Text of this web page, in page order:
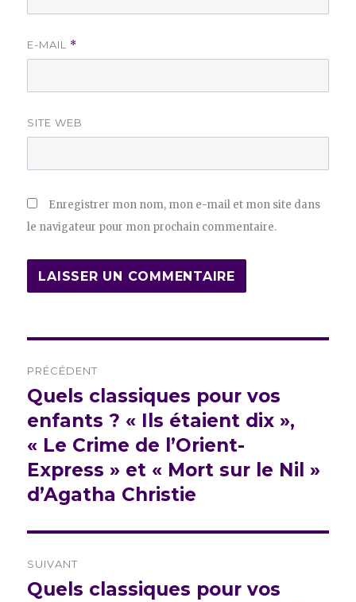
E-MAIL *
SITE WEB
Enregistrer mon nom, mon e-mail et mon site dans
le navigateur pour mon prochain commentaire.
de
l’article
PRÉCÉDENT
Publication
précédente :
Quels classiques pour vos
enfants ? « Ils étaient dix »,
« Le Crime de l’Orient-
Express » et « Mort sur le Nil »
d’Agatha Christie
SUIVANT
Publication
Quels classiques pour vos